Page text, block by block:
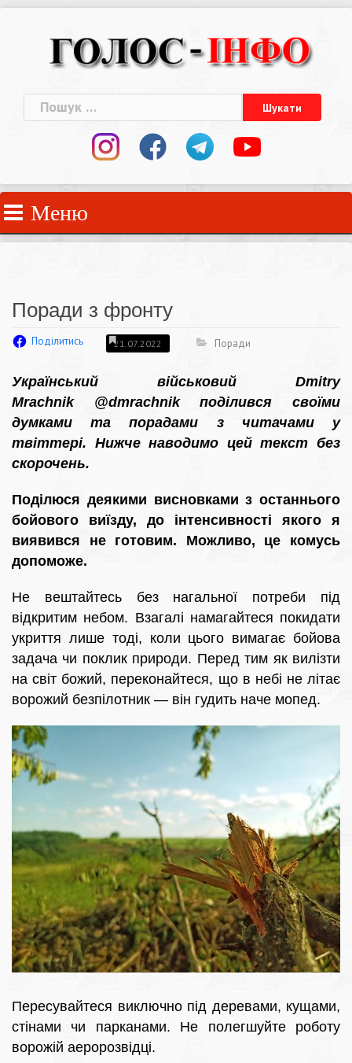
Пошук:
Меню
Поради з фронту
Поділитись 21.07.2022 Поради
Український військовий Dmitry
Mrachnik @dmrachnikподілився своїми
думками та порадами з читачами у
твіттері. Нижче наводимо цей текст без
скорочень.
Поділюся деякими висновками з останнього
бойового виїзду, до інтенсивності якого я
виявився не готовим. Можливо, це комусь
допоможе.
Не вештайтесь без нагальної потреби під
відкритим небом. Взагалі намагайтеся покидати
укриття лише тоді, коли цього вимагає бойова
задача чи поклик природи. Перед тим як вилізти
на світ божий, переконайтеся, що в небі не літає
ворожий безпілотник — він гудить наче мопед.
Пересувайтеся виключно під деревами, кущами,
стінами чи парканами. Не полегшуйте роботу
ворожій аеророзвідці.